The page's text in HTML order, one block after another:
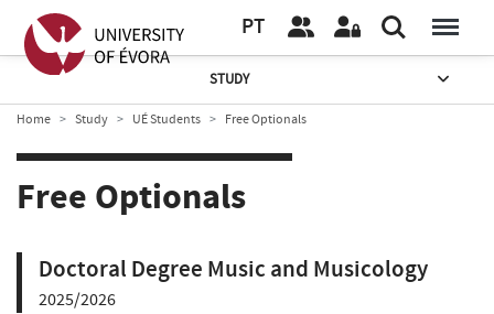
PT
STUDY
Home Study UÉ Students Free Optionals
Free Optionals
Doctoral Degree Music and Musicology
2025/2026